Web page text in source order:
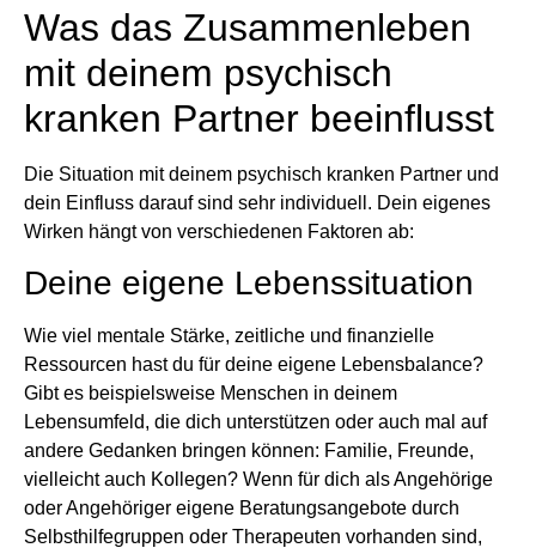
Was das Zusammenleben
mit deinem psychisch
kranken Partner beeinflusst
Die Situation mit deinem psychisch kranken Partner und
dein Einfluss darauf sind sehr individuell. Dein eigenes
Wirken hängt von verschiedenen Faktoren ab:
Deine eigene Lebenssituation
Wie viel mentale Stärke, zeitliche und finanzielle
Ressourcen hast du für deine eigene Lebensbalance?
Gibt es beispielsweise Menschen in deinem
Lebensumfeld, die dich unterstützen oder auch mal auf
andere Gedanken bringen können: Familie, Freunde,
vielleicht auch Kollegen? Wenn für dich als Angehörige
oder Angehöriger eigene Beratungsangebote durch
Selbsthilfegruppen oder Therapeuten vorhanden sind,